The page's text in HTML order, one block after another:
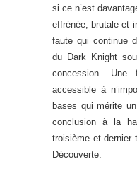
si ce n’est
effrénée, brutale et
faute qui continue
du Dark Knight
concession.
accessible à
bases qui mérite
conclusion à la
troisième et dernier
Découverte.